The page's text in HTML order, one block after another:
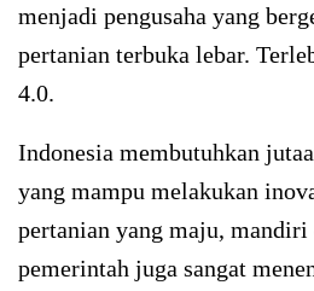
menjadi pengusaha yang
pertanian terbuka lebar.
4.0.
Indonesia membutuhkan
yang mampu melakukan
pertanian yang maju, mandiri
pemerintah juga sangat